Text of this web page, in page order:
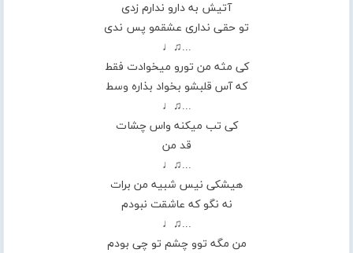
آتیش به دارو ندارم زدی
تو حقی نداری عشقمو پس ندی
...♫♩
کی مثه من تورو میخوادت فقط
که آس قلبشو بخواد بذاره وسط
...♫♩
کی تب میکنه واس چشات
قد من
...♫♩
هیشکی نیس شبیه من برات
نه نگو که عاشقت نبودم
...♫♩
من مگه توو چشم تو چی بودم